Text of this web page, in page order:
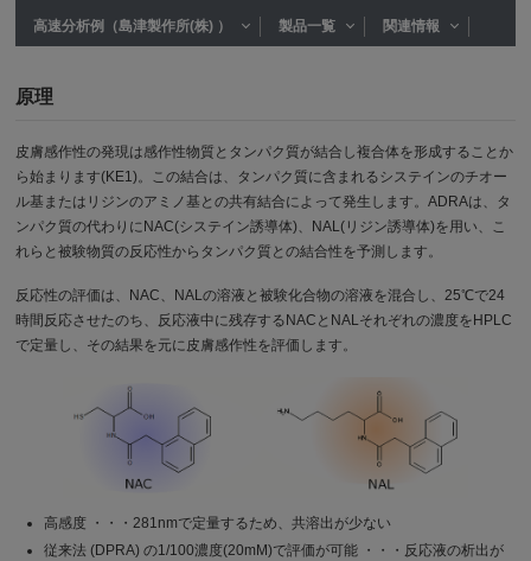
高速分析例（島津製作所(株) ） 製品一覧 関連情報
原理
皮膚感作性の発現は感作性物質とタンパク質が結合し複合体を形成することか
ら始まります(KE1)。この結合は、タンパク質に含まれるシステインのチオー
ル基またはリジンのアミノ基との共有結合によって発生します。ADRAは、タ
ンパク質の代わりにNAC(システイン誘導体)、NAL(リジン誘導体)を用い、こ
れらと被験物質の反応性からタンパク質との結合性を予測します。
反応性の評価は、NAC、NALの溶液と被験化合物の溶液を混合し、25℃で24
時間反応させたのち、反応液中に残存するNACとNALそれぞれの濃度をHPLC
で定量し、その結果を元に皮膚感作性を評価します。
高感度 ・・・281nmで定量するため、共溶出が少ない
従来法 (DPRA) の1/100濃度(20mM)で評価が可能 ・・・反応液の析出が